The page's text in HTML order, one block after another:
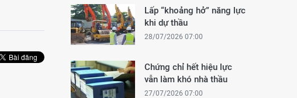
Lấp “khoảng hở” năng lực
khi dự thầu
28/07/2026 07:00
Chứng chỉ hết hiệu lực
vẫn làm khó nhà thầu
27/07/2026 07:00